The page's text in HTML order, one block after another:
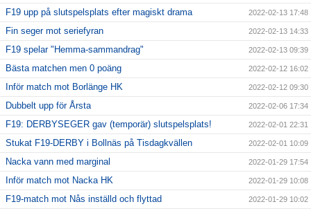
F19 upp på slutspelsplats efter magiskt drama 2022-02-13 17:48
Fin seger mot seriefyran 2022-02-13 14:33
F19 spelar "Hemma-sammandrag" 2022-02-13 09:39
Bästa matchen men 0 poäng 2022-02-12 16:02
Inför match mot Borlänge HK 2022-02-12 09:30
Dubbelt upp för Årsta 2022-02-06 17:34
F19: DERBYSEGER gav (temporär) slutspelsplats! 2022-02-01 22:31
Stukat F19-DERBY i Bollnäs på Tisdagkvällen 2022-02-01 10:09
Nacka vann med marginal 2022-01-29 17:54
Inför match mot Nacka HK 2022-01-29 10:08
F19-match mot Nås inställd och flyttad 2022-01-29 10:02